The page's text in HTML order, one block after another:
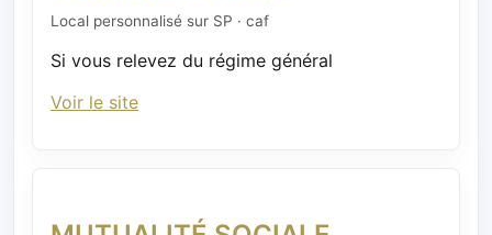
Local personnalisé sur SP · caf
Si vous relevez du régime général
Voir le site